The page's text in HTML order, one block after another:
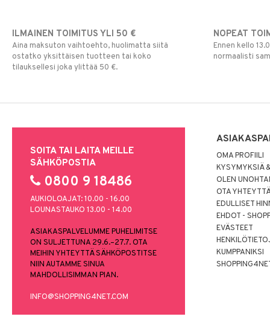
ILMAINEN TOIMITUS YLI 50 €
Aina maksuton vaihtoehto, huolimatta siitä
ostatko yksittäisen tuotteen tai koko
tilauksellesi joka ylittää 50 €.
NOPEAT
Ennen kello
normaalisti
SOITA TAI LAITA MEILLE
SÄHKÖPOSTIA
0800 9 18486
AUKIOLOAJAT: 10.00 - 16.00
LOUNASTAUKO 13.00 - 14.00
ASIAKASPALVELUMME PUHELIMITSE
ON SULJETTUNA 29.6.–27.7. OTA
MEIHIN YHTEYTTÄ SÄHKÖPOSTITSE
NIIN AUTAMME SINUA
MAHDOLLISIMMAN PIAN.
INFO@SHOPPING4NET.COM
OMA PROFIILI
KYSYMYKSIÄ
OLEN
OTA
EDULLISET
EHDOT -
EVÄSTEET
KUMPPANIKSI